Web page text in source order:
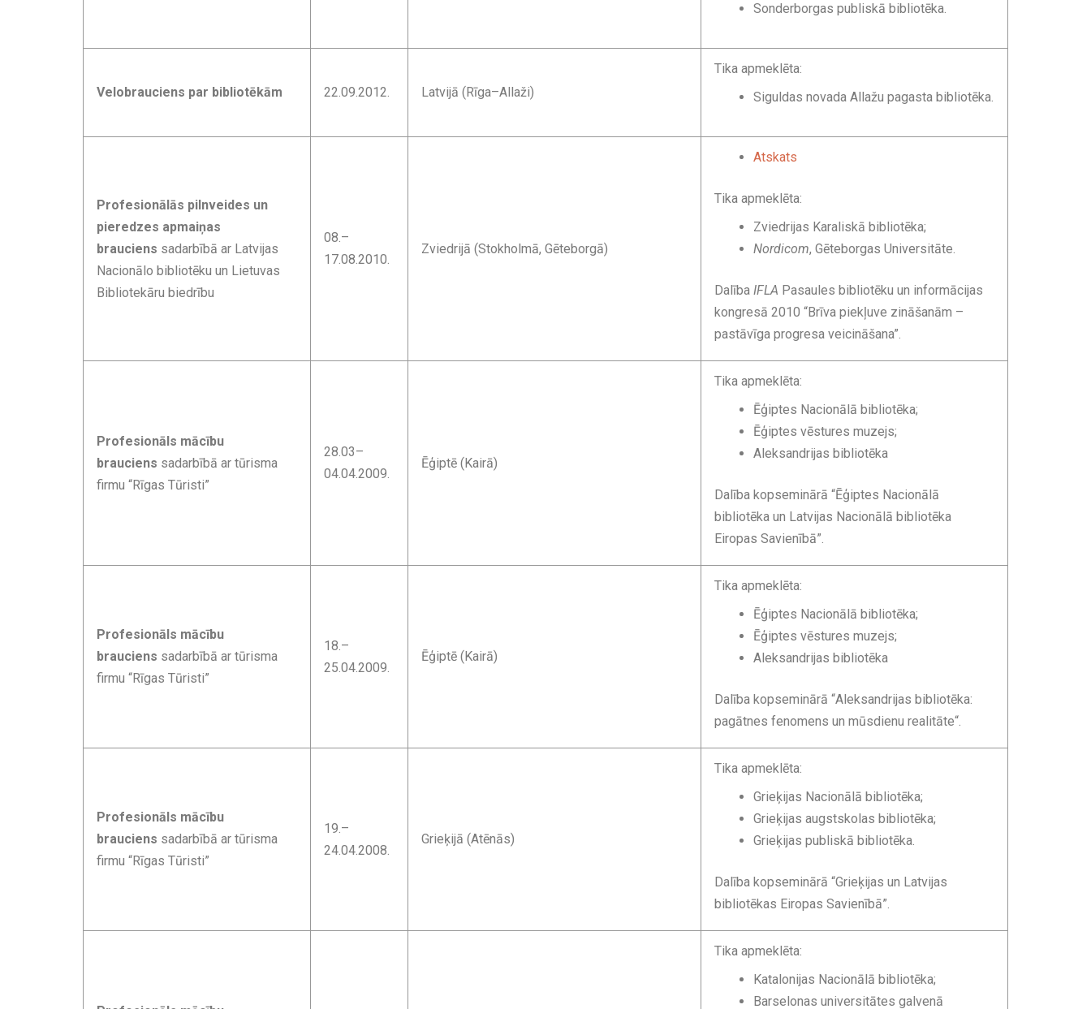
Sonderborgas publiskā bibliotēka.
Velobrauciens par bibliotēkām 22.09.2012. Latvijā (Rīga–Allaži)
Tika apmeklēta:
Siguldas novada Allažu pagasta bibliotēka.
Profesionālās pilnveides un
pieredzes apmaiņas
brauciens sadarbībā ar Latvijas
Nacionālo bibliotēku un Lietuvas
Bibliotekāru biedrību
08.–
17.08.2010.
Zviedrijā (Stokholmā, Gēteborgā)
Atskats
Tika apmeklēta:
Zviedrijas Karaliskā bibliotēka;
Nordicom, Gēteborgas Universitāte.
Dalība IFLA Pasaules bibliotēku un informācijas
kongresā 2010 “Brīva piekļuve zināšanām –
pastāvīga progresa veicināšana”.
Profesionāls mācību
brauciens sadarbībā ar tūrisma
firmu “Rīgas Tūristi”
28.03–
04.04.2009.
Ēģiptē (Kairā)
Tika apmeklēta:
Ēģiptes Nacionālā bibliotēka;
Ēģiptes vēstures muzejs;
Aleksandrijas bibliotēka
Dalība kopseminārā “Ēģiptes Nacionālā
bibliotēka un Latvijas Nacionālā bibliotēka
Eiropas Savienībā”.
Profesionāls mācību
brauciens sadarbībā ar tūrisma
firmu “Rīgas Tūristi”
18.–
25.04.2009.
Ēģiptē (Kairā)
Tika apmeklēta:
Ēģiptes Nacionālā bibliotēka;
Ēģiptes vēstures muzejs;
Aleksandrijas bibliotēka
Dalība kopseminārā “Aleksandrijas bibliotēka:
pagātnes fenomens un mūsdienu realitāte“.
Profesionāls mācību
brauciens sadarbībā ar tūrisma
firmu “Rīgas Tūristi”
19.–
24.04.2008.
Grieķijā (Atēnās)
Tika apmeklēta:
Grieķijas Nacionālā bibliotēka;
Grieķijas augstskolas bibliotēka;
Grieķijas publiskā bibliotēka.
Dalība kopseminārā “Grieķijas un Latvijas
bibliotēkas Eiropas Savienībā”.
Tika apmeklēta:
Katalonijas Nacionālā bibliotēka;
Barselonas universitātes galvenā